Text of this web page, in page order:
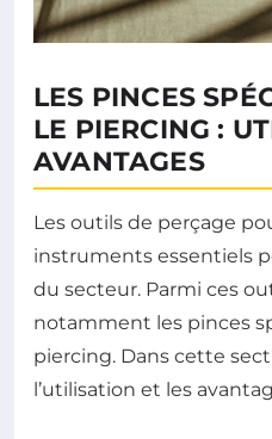
LES PINCES
LE PIERCING :
AVANTAGES
Les outils de perçage
instruments essentiels
du secteur. Parmi ces
notamment les pinces
piercing. Dans cette
l’utilisation et les